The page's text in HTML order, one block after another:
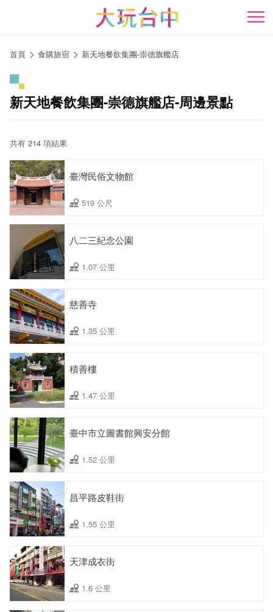
開
首頁 食購旅宿 新天地餐飲集團-崇德旗艦店
新天地餐飲集團-崇德旗艦店-周邊景點
共有 214 項結果
臺灣民俗文物館
519 公尺
八二三紀念公園
1.07 公里
慈善寺
1.35 公里
積善樓
1.47 公里
臺中市立圖書館興安分館
1.52 公里
昌平路皮鞋街
1.55 公里
天津成衣街
1.6 公里